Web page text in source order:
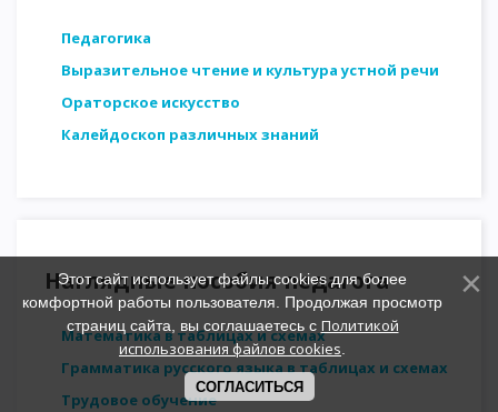
Педагогика
Выразительное чтение и культура устной речи
Ораторское искусство
Калейдоскоп различных знаний
Наглядные пособия педагога
Математика в таблицах и схемах
Грамматика русского языка в таблицах и схемах
Трудовое обучение
Этот сайт использует файлы cookies для более
комфортной работы пользователя. Продолжая просмотр
страниц сайта, вы соглашаетесь с Политикой
использования файлов cookies
СОГЛАСИТЬСЯ